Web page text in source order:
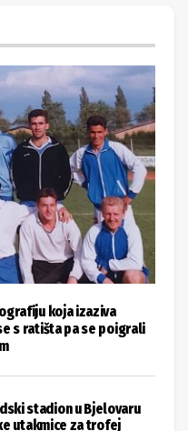
koja izaziva
s ratišta pa se poigrali
stadion u Bjelovaru
utakmice za trofej